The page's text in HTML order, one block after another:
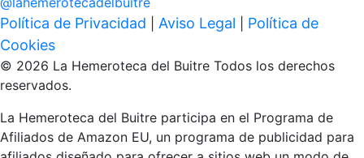
Política de Privacidad Aviso Legal
Política de
Cookies
© 2026 La Hemeroteca del Buitre Todos los derechos
reservados.
La Hemeroteca del Buitre participa en el Programa de
Afiliados de Amazon EU, un programa de publicidad para